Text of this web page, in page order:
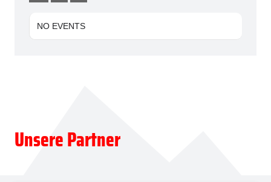
NO EVENTS
Unsere Partner